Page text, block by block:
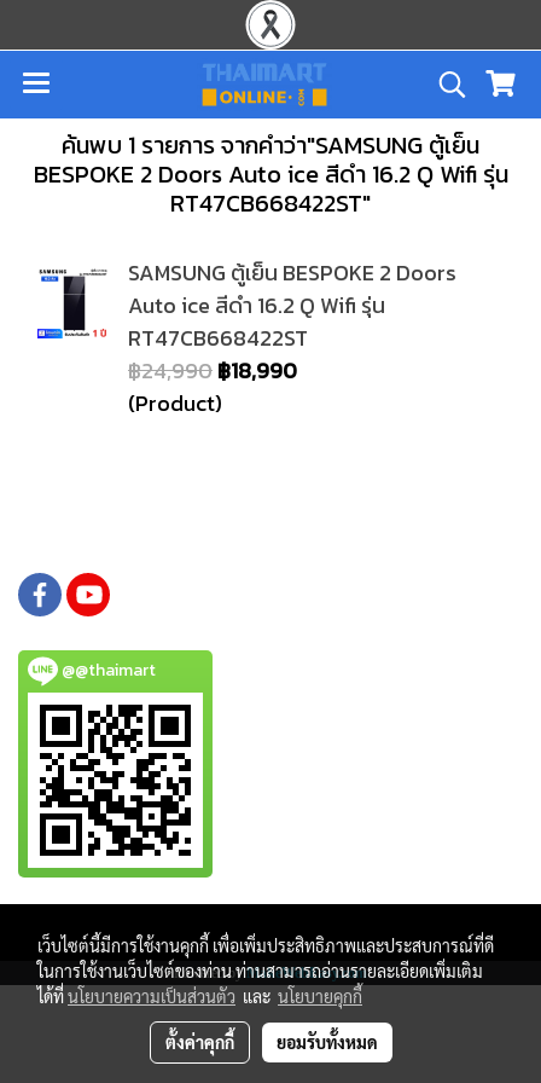
ค้นพบ 1 รายการ จากคำว่า"SAMSUNG ตู้เย็น
BESPOKE 2 Doors Auto ice สีดำ 16.2 Q Wifi รุ่น
RT47CB668422ST"
SAMSUNG ตู้เย็น BESPOKE 2 Doors
Auto ice สีดำ 16.2 Q Wifi รุ่น
RT47CB668422ST
฿24,990฿18,990
(Product)
@@thaimart
Copy right by www.thaimartonline.com
Powered byMakeWebEasy.com
เว็บไซต์นี้มีการใช้งานคุกกี้ เพื่อเพิ่มประสิทธิภาพและประสบการณ์ที่ดี
ในการใช้งานเว็บไซต์ของท่าน ท่านสามารถอ่านรายละเอียดเพิ่มเติม
ได้ที่นโยบายความเป็นส่วนตัว และ นโยบายคุกกี้
ตั้งค่าคุกกี้ ยอมรับทั้งหมด